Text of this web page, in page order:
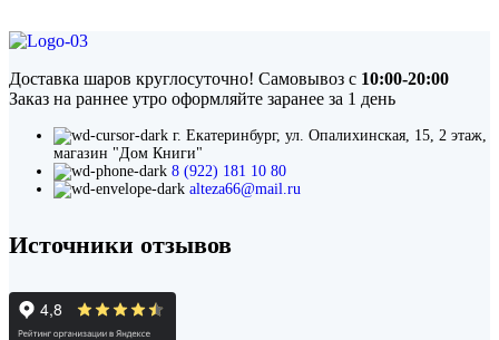
Доставка шаров круглосуточно! Самовывоз с 10:00-20:00
Заказ на раннее утро оформляйте заранее за 1 день
г. Екатеринбург, ул. Опалихинская, 15, 2 этаж,
магазин "Дом Книги"
8 (922) 181 10 80
alteza66@mail.ru
Источники отзывов